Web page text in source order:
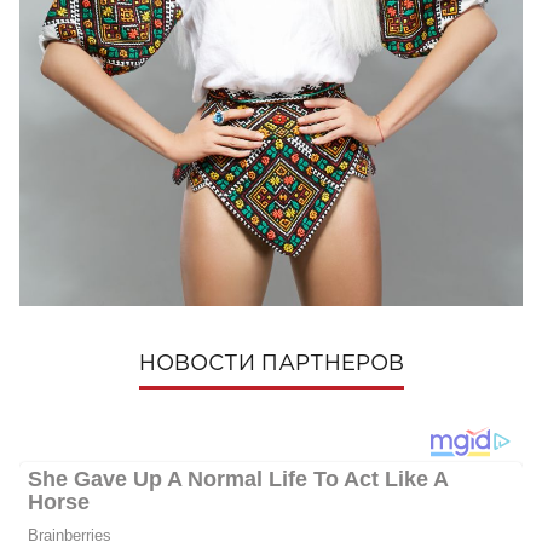
Следите за нашими новостями в соцсетях:
в Facebook иВКонтакте
ПОШЕРИТЬ
НОВОСТИ ПАРТНЕРОВ